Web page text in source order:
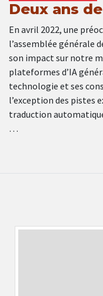
Deux ans
En avril 2022, une
l’assemblée générale
son impact sur notre
plateformes d’IA
technologie et ses
l’exception des pistes
traduction
…